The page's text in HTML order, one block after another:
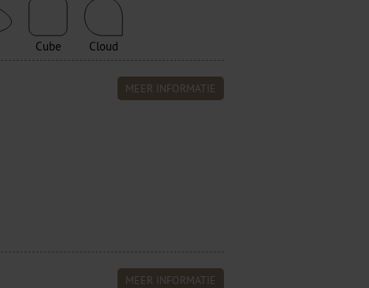
Cube Cloud
MEER INFORMATIE
MEER INFORMATIE